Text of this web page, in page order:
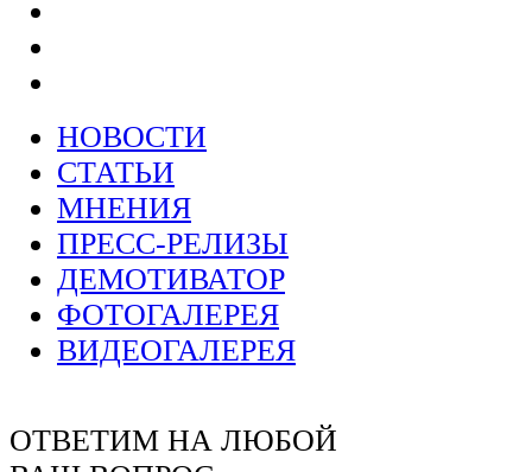
НОВОСТИ
СТАТЬИ
МНЕНИЯ
ПРЕСС-РЕЛИЗЫ
ДЕМОТИВАТОР
ФОТОГАЛЕРЕЯ
ВИДЕОГАЛЕРЕЯ
ОТВЕТИМ НА ЛЮБОЙ